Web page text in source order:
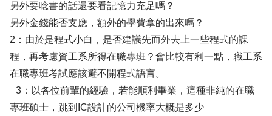
另外要唸書的話還要看記憶力充足嗎？
另外金錢能否支應，額外的學費拿的出來嗎？
2：由於是程式小白，是否建議先而外去上一些程式的課
程，再考慮資工系所得在職專班？會比較有利一點，職工系
在職專班考試應該避不開程式語言。
3：以各位前輩的經驗，若能順利畢業，這種非純的在職
專班碩士，跳到IC設計的公司機率大概是多少